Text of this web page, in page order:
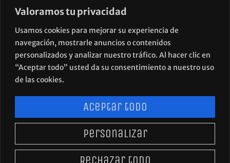
Valoramos tu privacidad
Usamos cookies para mejorar su experiencia de
navegación, mostrarle anuncios o contenidos
personalizados y analizar nuestro tráfico. Al hacer clic en
“Aceptar todo” usted da su consentimiento a nuestro uso
de las cookies.
Personalizar
Rechazar todo
Aceptar todo
Tu packaging alimentario vende antes de que el cliente
pruebe el producto. Descubre cómo convertir tu envase
en una herramienta estratégica que multiplica ventas y
refuerza tu marca.
POLÍTICA DE PRIVACIDAD
AVISO LEGAL